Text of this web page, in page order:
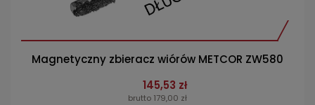
Magnetyczny zbieracz wiórów METCOR ZW580
145,53 zł
brutto 179,00 zł